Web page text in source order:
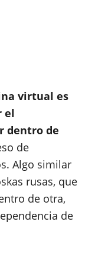
virtual es
el
dentro de
de
Algo similar
rusas, que
de otra,
de